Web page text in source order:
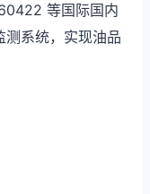
等国际国内
测系统，实现油品